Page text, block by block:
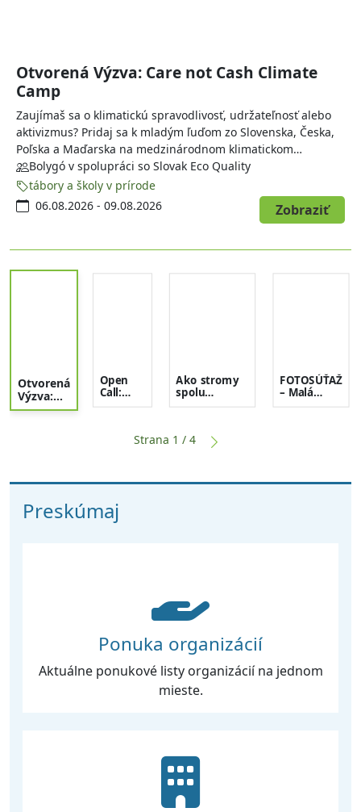
Otvorená Výzva: Care not Cash Climate
Camp
Zaujímaš sa o klimatickú spravodlivosť, udržateľnosť alebo
aktivizmus? Pridaj sa k mladým ľuďom zo Slovenska, Česka,
Poľska a Maďarska na medzinárodnom klimatickom
tábore Care not Cash Climate Camp. Počas štyroch dní sa
môžeš tešiť na interaktívne workshopy, diskusie vedené
mladými ľuďmi, zdieľanie skúseností a priestor na rozvoj
nápadov pre lokálne iniciatívy
Bolygó v spolupráci so Slovak Eco Quality
tábory a školy v prírode
06.08.2026 - 09.08.2026
Zobraziť
Otvorená
Výzva:
Care not
Open
Call:
Ako stromy
spolu
FOTOSÚŤAŽ
– Malá
Strana 1 / 4
Preskúmaj
Ponuka organizácií
Aktuálne ponukové listy organizácií na jednom
mieste.